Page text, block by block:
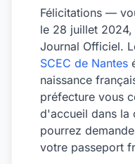
Félicitations —
le 28 juillet
Journal Officiel.
SCEC de Nantes
naissance
préfecture vous
d'accueil dans la
pourrez
votre passeport